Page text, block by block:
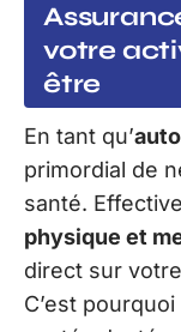
votre
être
En tant qu’
primordial de
santé.
physique et
direct sur
C’est